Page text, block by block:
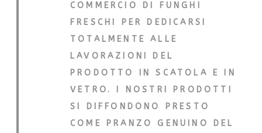
COMMERCIO DI FUNGHI
FRESCHI PER DEDICARSI
TOTALMENTE ALLE
LAVORAZIONI DEL
PRODOTTO IN SCATOLA E IN
VETRO. I NOSTRI PRODOTTI
SI DIFFONDONO PRESTO
COME PRANZO GENUINO DEL